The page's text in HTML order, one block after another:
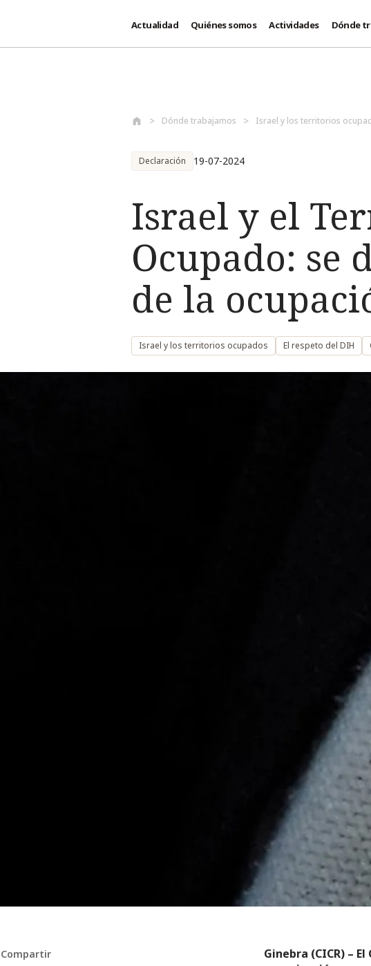
Actualidad Quiénes somos Actividades Dónde
Dónde trabajamos Israel y los territorios
Declaración 19-07-2024
Israel y el
Ocupado: se
de la
Israel y los territorios ocupados El respeto del DIH
Compartir
Ginebra (CICR) –